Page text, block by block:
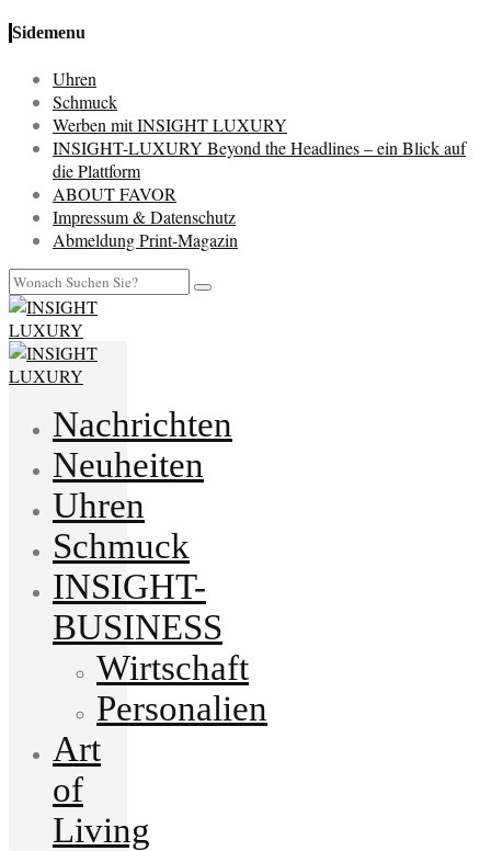
Sidemenu
Uhren
Schmuck
Werben mit INSIGHT LUXURY
INSIGHT-LUXURY Beyond the Headlines – ein Blick auf
die Plattform
ABOUT FAVOR
Impressum & Datenschutz
Abmeldung Print-Magazin
Nachrichten
Neuheiten
Uhren
Schmuck
INSIGHT-
BUSINESS
Wirtschaft
Personalien
Art
of
Living